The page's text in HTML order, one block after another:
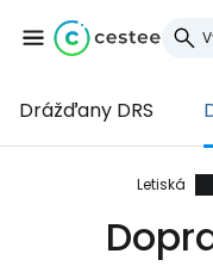
Drážďany DRS
Letiská
...